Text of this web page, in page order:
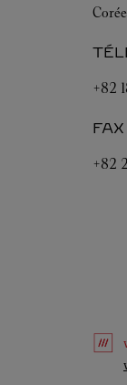
+82
FAX
+82